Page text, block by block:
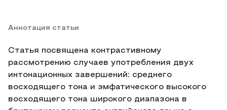
Аннотация статьи
Статья посвящена контрастивному
рассмотрению случаев употребления двух
интонационных завершений: среднего
восходящего тона и эмфатического высокого
восходящего тона широкого диапазона в